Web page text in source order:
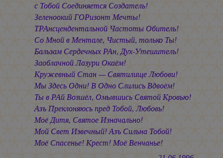
с Тобой Соединяется Создатель!
Зеленоокий ГОРизонт Мечты!
ТРАнсцендентальной Частоты Обитель!
Со Мной в Ментале, Чистый, только Ты!
Бальзам Сердечных РАн, Дух-Утешитель!
Заоблачной Лазури Окаём!
Кружевный Стан — Святилище Любови!
Мы Здесь Одни! В Одно Слились Вдвоём!
Ты в РАй Возшёл, Омывшись Святой Кровью!
Азъ Преклоняюсь пред Тобой, Любовь!
Моё Дитя, Святое Изначально!
Мой Свет Извечный! Азъ Сильна Тобой!
Моё Спасенье! Крест! Моё Венчанье!